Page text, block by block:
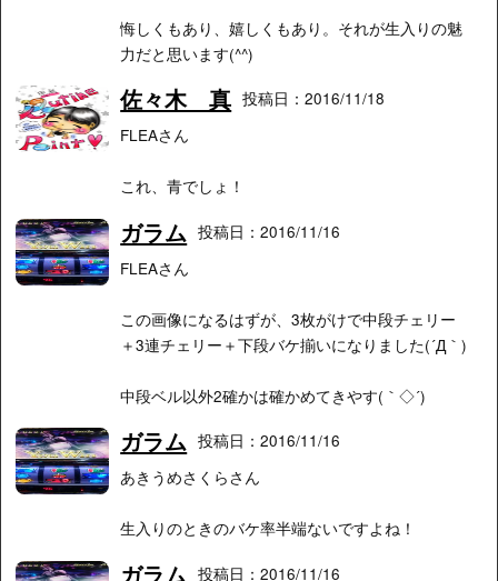
悔しくもあり、嬉しくもあり。それが生入りの魅
力だと思います(^^)
佐々木 真 投稿日：2016/11/18
FLEAさん
これ、青でしょ！
ガラム 投稿日：2016/11/16
FLEAさん
この画像になるはずが、3枚がけで中段チェリー
＋3連チェリー＋下段バケ揃いになりました(´Д｀)
中段ベル以外2確かは確かめてきやす(｀◇´)ゞ
ガラム 投稿日：2016/11/16
あきうめさくらさん
生入りのときのバケ率半端ないですよね！
ガラム 投稿日：2016/11/16